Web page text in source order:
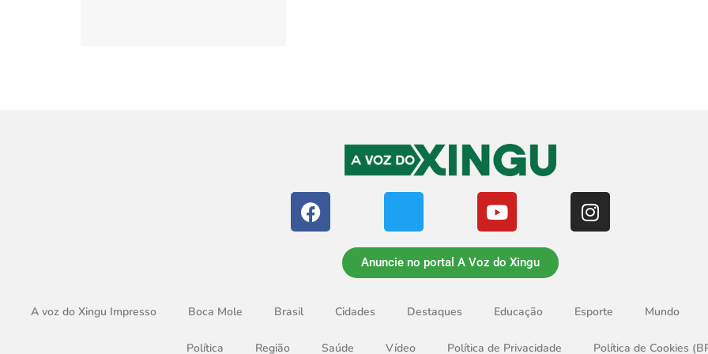
Anuncie no portal A Voz do Xingu
A voz do Xingu Impresso Boca Mole Brasil Cidades Destaques Educação Esporte Mundo
Política Região Saúde Vídeo Política de Privacidade Política de Cookies